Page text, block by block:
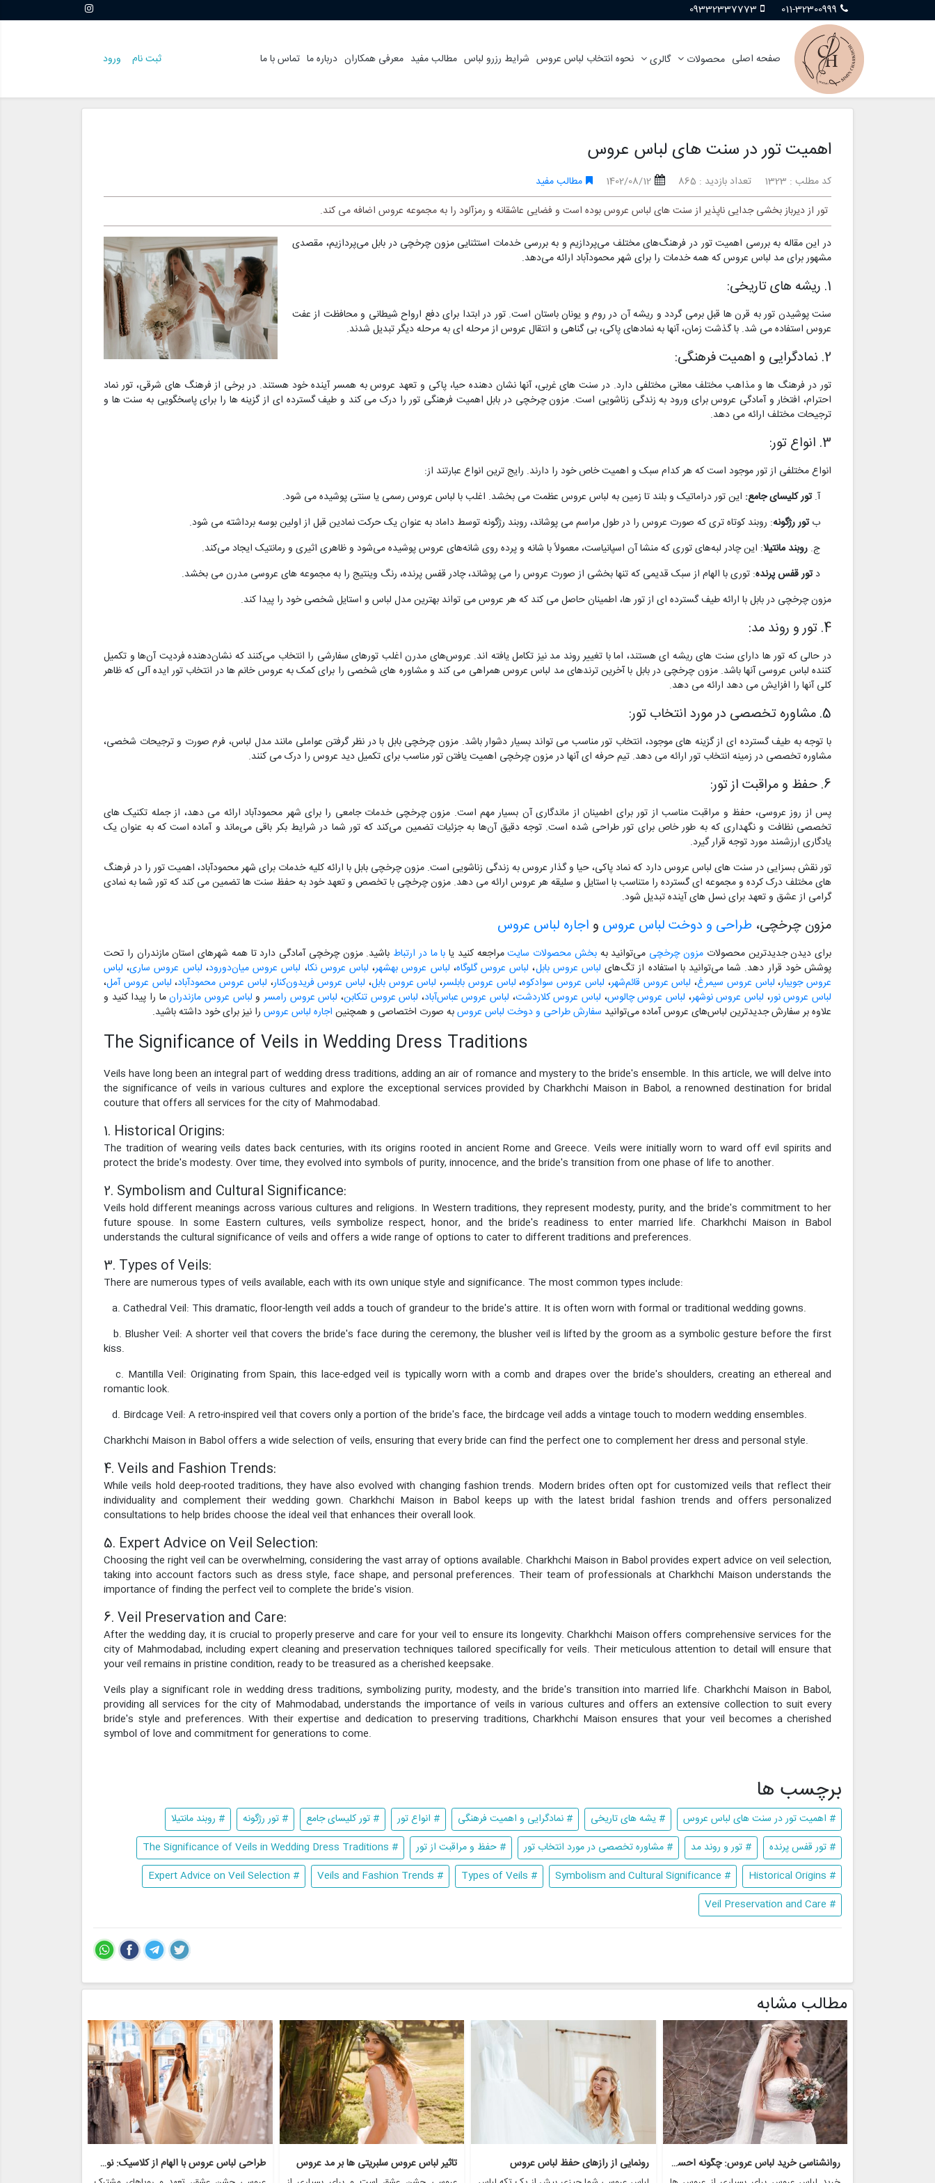
011-32300999
09332337773
ثبت نام ورود صفحه اصلی محصولات گالری نحوه انتخاب لباس عروس شرایط رزرو لباس مطالب مفید معرفی همکاران درباره ما تماس با ما
اهمیت تور در سنت های لباس عروس
کد مطلب : 1323 تعداد بازدید : 865 1402/08/12
مطالب مفید
تور از دیرباز بخشی جدایی ناپذیر از سنت های لباس عروس بوده است و فضایی عاشقانه و رمزآلود را به مجموعه عروس اضافه می کند.
در این مقاله به بررسی اهمیت تور در فرهنگ‌های مختلف می‌پردازیم و به بررسی خدمات استثنایی مزون چرخچی در بابل می‌پردازیم، مقصدی
مشهور برای مد لباس عروس که همه خدمات را برای شهر محمودآباد ارائه می‌دهد.
1. ریشه های تاریخی:
سنت پوشیدن تور به قرن ها قبل برمی گردد و ریشه آن در روم و یونان باستان است. تور در ابتدا برای دفع ارواح شیطانی و محافظت از عفت
عروس استفاده می شد. با گذشت زمان، آنها به نمادهای پاکی، بی گناهی و انتقال عروس از مرحله ای به مرحله دیگر تبدیل شدند.
2. نمادگرایی و اهمیت فرهنگی:
تور در فرهنگ ها و مذاهب مختلف معانی مختلفی دارد. در سنت های غربی، آنها نشان دهنده حیا، پاکی و تعهد عروس به همسر آینده خود هستند. در برخی از فرهنگ های شرقی، تور نماد
احترام، افتخار و آمادگی عروس برای ورود به زندگی زناشویی است. مزون چرخچی در بابل اهمیت فرهنگی تور را درک می کند و طیف گسترده ای از گزینه ها را برای پاسخگویی به سنت ها و
ترجیحات مختلف ارائه می دهد.
3. انواع تور:
انواع مختلفی از تور موجود است که هر کدام سبک و اهمیت خاص خود را دارند. رایج ترین انواع عبارتند از:
آ.تور کلیسای جامع: این تور دراماتیک و بلند تا زمین به لباس عروس عظمت می بخشد. اغلب با لباس عروس رسمی یا سنتی پوشیده می شود.
بتور رژگونه: روبند کوتاه تری که صورت عروس را در طول مراسم می پوشاند، روبند رژگونه توسط داماد به عنوان یک حرکت نمادین قبل از اولین بوسه برداشته می شود.
ج. روبند مانتیلا: این چادر لبه‌های توری که منشا آن اسپانیاست، معمولاً با شانه و پرده روی شانه‌های عروس پوشیده می‌شود و ظاهری اثیری و رمانتیک ایجاد می‌کند.
دتور قفس پرنده: توری با الهام از سبک قدیمی که تنها بخشی از صورت عروس را می پوشاند، چادر قفس پرنده، رنگ وینتیج را به مجموعه های عروسی مدرن می بخشد.
مزون چرخچی در بابل با ارائه طیف گسترده ای از تور ها، اطمینان حاصل می کند که هر عروس می تواند بهترین مدل لباس و استایل شخصی خود را پیدا کند.
4. تور و روند مد:
در حالی که تور ها دارای سنت های ریشه ای هستند، اما با تغییر روند مد نیز تکامل یافته اند. عروس‌های مدرن اغلب تور‌های سفارشی را انتخاب می‌کنند که نشان‌دهنده فردیت آن‌ها و تکمیل
کننده لباس عروسی آنها باشد. مزون چرخچی در بابل با آخرین ترندهای مد لباس عروس همراهی می کند و مشاوره های شخصی را برای کمک به عروس خانم ها در انتخاب تور ایده آلی که ظاهر
کلی آنها را افزایش می دهد ارائه می دهد.
5. مشاوره تخصصی در مورد انتخاب تور:
با توجه به طیف گسترده ای از گزینه های موجود، انتخاب تور مناسب می تواند بسیار دشوار باشد. مزون چرخچی بابل با در نظر گرفتن عواملی مانند مدل لباس، فرم صورت و ترجیحات شخصی،
مشاوره تخصصی در زمینه انتخاب تور ارائه می دهد. تیم حرفه ای آنها در مزون چرخچی اهمیت یافتن تور مناسب برای تکمیل دید عروس را درک می کنند.
6. حفظ و مراقبت از تور:
پس از روز عروسی، حفظ و مراقبت مناسب از تور برای اطمینان از ماندگاری آن بسیار مهم است. مزون چرخچی خدمات جامعی را برای شهر محمودآباد ارائه می دهد، از جمله تکنیک های
تخصصی نظافت و نگهداری که به طور خاص برای تور طراحی شده است. توجه دقیق آن‌ها به جزئیات تضمین می‌کند که تور شما در شرایط بکر باقی می‌ماند و آماده است که به عنوان یک
یادگاری ارزشمند مورد توجه قرار گیرد.
تور نقش بسزایی در سنت های لباس عروس دارد که نماد پاکی، حیا و گذار عروس به زندگی زناشویی است. مزون چرخچی بابل با ارائه کلیه خدمات برای شهر محمودآباد، اهمیت تور را در فرهنگ
های مختلف درک کرده و مجموعه ای گسترده را متناسب با استایل و سلیقه هر عروس ارائه می دهد. مزون چرخچی با تخصص و تعهد خود به حفظ سنت ها تضمین می کند که تور شما به نمادی
گرامی از عشق و تعهد برای نسل های آینده تبدیل شود.
مزون چرخچی، طراحی و دوخت لباس عروس و اجاره لباس عروس
برای دیدن جدیدترین محصولات مزون چرخچی می‌توانید بهبخش محصولات سایتمراجعه کنید یا با ما در ارتباط باشید. مزون چرخچی آمادگی دارد تا همه شهرهای استان مازندران را تحت
پوشش خود قرار دهد. شما می‌توانید با استفاده از تگ‌های لباس عروس بابل، لباس عروس گلوگاه، لباس عروس بهشهر، لباس عروس نکا، لباس عروس میان‌دورود، لباس عروس ساری، لباس
عروس جویبار، لباس عروس سیمرغ، لباس عروس قائم‌شهر، لباس عروس سوادکوه، لباس عروس بابلسر، لباس عروس بابل، لباس عروس فریدون‌کنار، لباس عروس محمودآباد، لباس عروس آمل،
لباس عروس نور، لباس عروس نوشهر، لباس عروس چالوس، لباس عروس کلاردشت، لباس عروس عباس‌آباد، لباس عروس تنکابن، لباس عروس رامسرو لباس عروس مازندرانما را پیدا کنید و
علاوه بر سفارش جدیدترین لباس‌های عروس آماده می‌توانید سفارش طراحی و دوخت لباس عروسبه صورت اختصاصی و همچنین اجاره لباس عروس را نیز برای خود داشته باشید.
The Significance of Veils in Wedding Dress Traditions
Veils have long been an integral part of wedding dress traditions, adding an air of romance and mystery to the bride's ensemble. In this article, we will delve into
the significance of veils in various cultures and explore the exceptional services provided by Charkhchi Maison in Babol, a renowned destination for bridal
couture that offers all services for the city of Mahmodabad.
1. Historical Origins:
The tradition of wearing veils dates back centuries, with its origins rooted in ancient Rome and Greece. Veils were initially worn to ward off evil spirits and
protect the bride's modesty. Over time, they evolved into symbols of purity, innocence, and the bride's transition from one phase of life to another.
2. Symbolism and Cultural Significance:
Veils hold different meanings across various cultures and religions. In Western traditions, they represent modesty, purity, and the bride's commitment to her
future spouse. In some Eastern cultures, veils symbolize respect, honor, and the bride's readiness to enter married life. Charkhchi Maison in Babol
understands the cultural significance of veils and offers a wide range of options to cater to different traditions and preferences.
3. Types of Veils:
There are numerous types of veils available, each with its own unique style and significance. The most common types include:
a. Cathedral Veil: This dramatic, floor-length veil adds a touch of grandeur to the bride's attire. It is often worn with formal or traditional wedding gowns.
b. Blusher Veil: A shorter veil that covers the bride's face during the ceremony, the blusher veil is lifted by the groom as a symbolic gesture before the first
kiss.
c. Mantilla Veil: Originating from Spain, this lace-edged veil is typically worn with a comb and drapes over the bride's shoulders, creating an ethereal and
romantic look.
d. Birdcage Veil: A retro-inspired veil that covers only a portion of the bride's face, the birdcage veil adds a vintage touch to modern wedding ensembles.
Charkhchi Maison in Babol offers a wide selection of veils, ensuring that every bride can find the perfect one to complement her dress and personal style.
4. Veils and Fashion Trends:
While veils hold deep-rooted traditions, they have also evolved with changing fashion trends. Modern brides often opt for customized veils that reflect their
individuality and complement their wedding gown. Charkhchi Maison in Babol keeps up with the latest bridal fashion trends and offers personalized
consultations to help brides choose the ideal veil that enhances their overall look.
5. Expert Advice on Veil Selection:
Choosing the right veil can be overwhelming, considering the vast array of options available. Charkhchi Maison in Babol provides expert advice on veil selection,
taking into account factors such as dress style, face shape, and personal preferences. Their team of professionals at Charkhchi Maison understands the
importance of finding the perfect veil to complete the bride's vision.
6. Veil Preservation and Care:
After the wedding day, it is crucial to properly preserve and care for your veil to ensure its longevity. Charkhchi Maison offers comprehensive services for the
city of Mahmodabad, including expert cleaning and preservation techniques tailored specifically for veils. Their meticulous attention to detail will ensure that
your veil remains in pristine condition, ready to be treasured as a cherished keepsake.
Veils play a significant role in wedding dress traditions, symbolizing purity, modesty, and the bride's transition into married life. Charkhchi Maison in Babol,
providing all services for the city of Mahmodabad, understands the importance of veils in various cultures and offers an extensive collection to suit every
bride's style and preferences. With their expertise and dedication to preserving traditions, Charkhchi Maison ensures that your veil becomes a cherished
symbol of love and commitment for generations to come.
برچسب ها
# اهمیت تور در سنت های لباس عروس # یشه های تاریخی # نمادگرایی و اهمیت فرهنگی # انواع تور # تور کلیسای جامع # تور رژگونه
# روبند مانتیلا
# تور قفس پرنده
# تور و روند مد # مشاوره تخصصی در مورد انتخاب تور # حفظ و مراقبت از تور
# The Significance of Veils in Wedding Dress Traditions
# Historical Origins
# Symbolism and Cultural Significance
# Types of Veils
# Veils and Fashion Trends
# Expert Advice on Veil Selection
# Veil Preservation and Care
مطالب مشابه
روانشناسی خرید لباس عروس: چگونه احساسات بر تصمیم گیری تأثیر می گذارد رونمایی از رازهای حفظ لباس عروس تاثیر لباس عروس سلبریتی ها بر مد عروس طراحی لباس عروس با الهام از کلاسیک: نوستالژی با مدرنیته روبرو می شود